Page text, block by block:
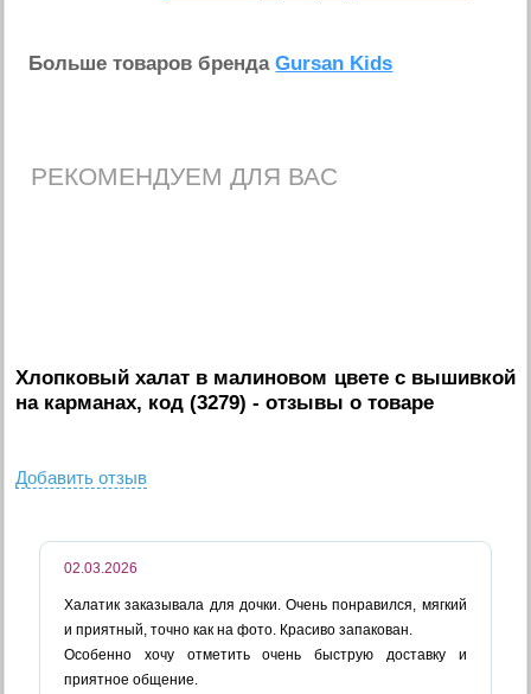
Больше товаров брендаGursan Kids
РЕКОМЕНДУЕМ ДЛЯ ВАС
Хлопковый халат в малиновом цвете с вышивкой
на карманах, код (3279) - отзывы о товаре
Добавить отзыв
02.03.2026
Халатик заказывала для дочки. Очень понравился, мягкий
и приятный, точно как на фото. Красиво запакован.
Особенно хочу отметить очень быструю доставку и
приятное общение.